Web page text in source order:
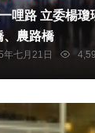
取中央補助
、農路橋
年七月21日